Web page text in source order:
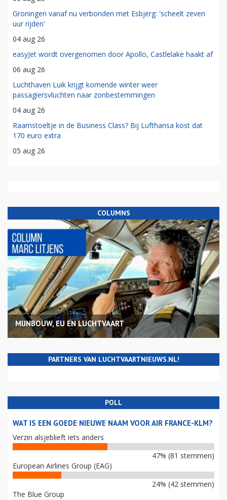
Groningen vanaf nu verbonden met Esbjerg: 'scheelt zeven
uur rijden'
04 aug 26
easyJet wordt overgenomen door Apollo, Castlelake haakt af
06 aug 26
Luchthaven Luik krijgt komende winter weer
passagiersvluchten naar zonbestemmingen
04 aug 26
Raamstoeltje in de Business Class? Bij Lufthansa kost dat
170 euro extra
05 aug 26
COLUMNS
MIJNBOUW, EU EN LUCHTVAART
PARTNERS VAN LUCHTVAARTNIEUWS.NL!
POLL
WAT IS EEN GOEDE NIEUWE NAAM VOOR AIR FRANCE-KLM?
Verzin alsjeblieft iets anders
47% (81 stemmen)
European Airlines Group (EAG)
24% (42 stemmen)
The Blue Group